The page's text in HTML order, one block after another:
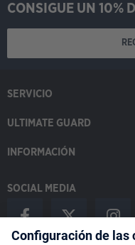
CONSIGUE UN 10%
SERVICIO
ULTIMATE GUARD
INFORMACIÓN
SOCIAL MEDIA